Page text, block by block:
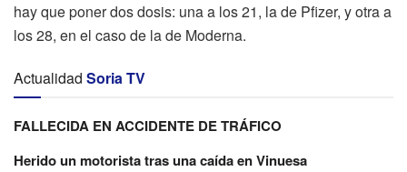
hay que poner dos dosis: una a los 21, la de Pfizer, y otra a
los 28, en el caso de la de Moderna.
Actualidad Soria TV
FALLECIDA EN ACCIDENTE DE TRÁFICO
Herido un motorista tras una caída en Vinuesa